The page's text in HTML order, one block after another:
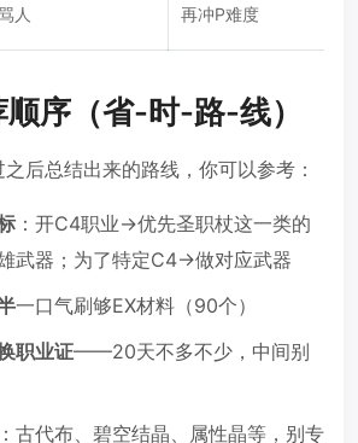
人
再冲P难度
序（省-时-路-线）
后总结出来的路线，你可以参考：
：开C4职业→优先圣职杖这一类的
武器；为了特定C4→做对应武器
一口气刷够EX材料（90个）
职业证——20天不多不少，中间别
古代布、碧空结晶、属性晶等，别专